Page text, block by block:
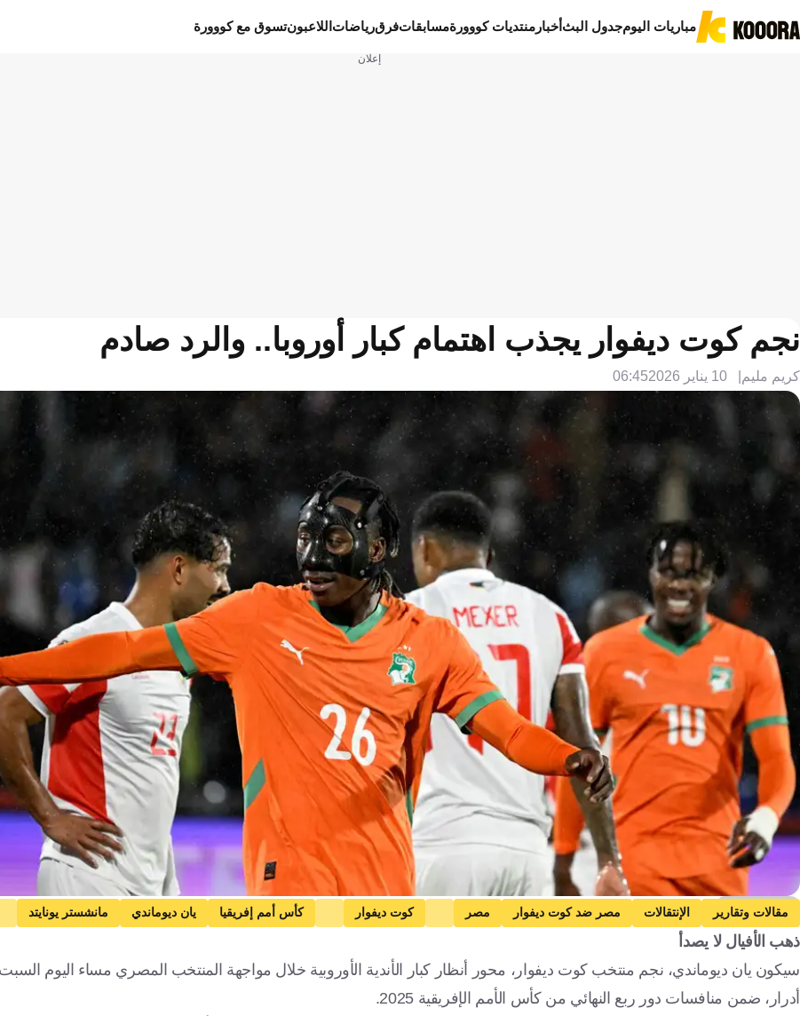
مباريات اليومجدول البثأخبار منتديات كووورةمسابقاتفرقرياضات اللاعبونتسوق مع كووورة
إعلان
نجم كوت ديفوار يجذب اهتمام كبار أوروبا.. والرد صادم
كريم مليم 10 يناير 2026 06:45
Getty Images
مقالات وتقارير الإنتقالات مصر ضد كوت ديفوار مصر كوت ديفوار كأس أمم إفريقيا يان ديوماندي
مانشستر يونايتد
بايرن ميونخ
ذهب الأفيال لا يصدأ
سيكون يان ديوماندي، نجم منتخب كوت ديفوار، محور أنظار كبار الأندية الأوروبية خلال مواجهة المنتخب المصري مساء اليوم
أدرار، ضمن منافسات دور ربع النهائي من كأس الأمم الإفريقية 2025.